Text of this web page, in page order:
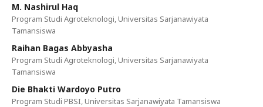
M. Nashirul Haq
Program Studi Agroteknologi, Universitas Sarjanawiyata
Tamansiswa
Raihan Bagas Abbyasha
Program Studi Agroteknologi, Universitas Sarjanawiyata
Tamansiswa
Die Bhakti Wardoyo Putro
Program Studi PBSI, Universitas Sarjanawiyata Tamansiswa